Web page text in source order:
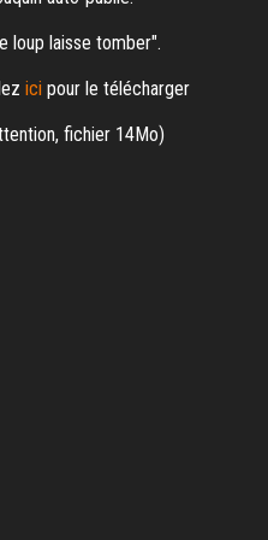
loup laisse tomber".
ici pour le télécharger
fichier 14Mo)